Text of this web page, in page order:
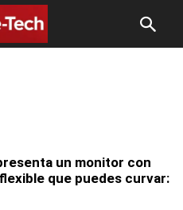
un monitor con
que puedes curvar: